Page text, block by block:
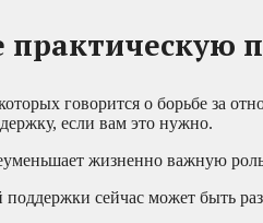
практическую
говорится о борьбе за
если вам это нужно.
жизненно важную
сейчас может быть